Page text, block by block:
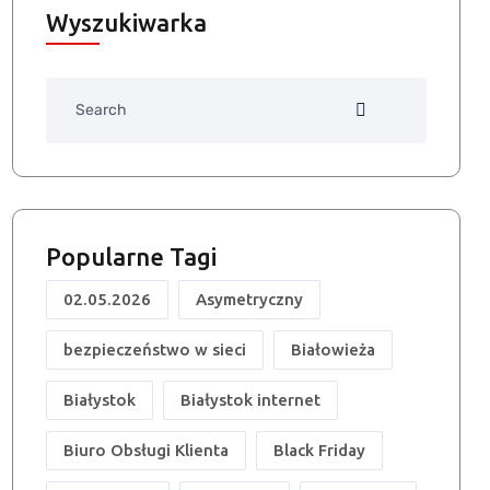
Wyszukiwarka
Popularne Tagi
02.05.2026 Asymetryczny
bezpieczeństwo w sieci Białowieża
Białystok Białystok internet
Biuro Obsługi Klienta Black Friday